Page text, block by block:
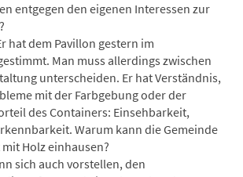
entgegen den eigenen Interessen zur
hat dem Pavillon gestern im
Man muss allerdings zwischen
unterscheiden. Er hat Verständnis,
mit der Farbgebung oder der
des Containers: Einsehbarkeit,
Warum kann die Gemeinde
Holz einhausen?
sich auch vorstellen, den